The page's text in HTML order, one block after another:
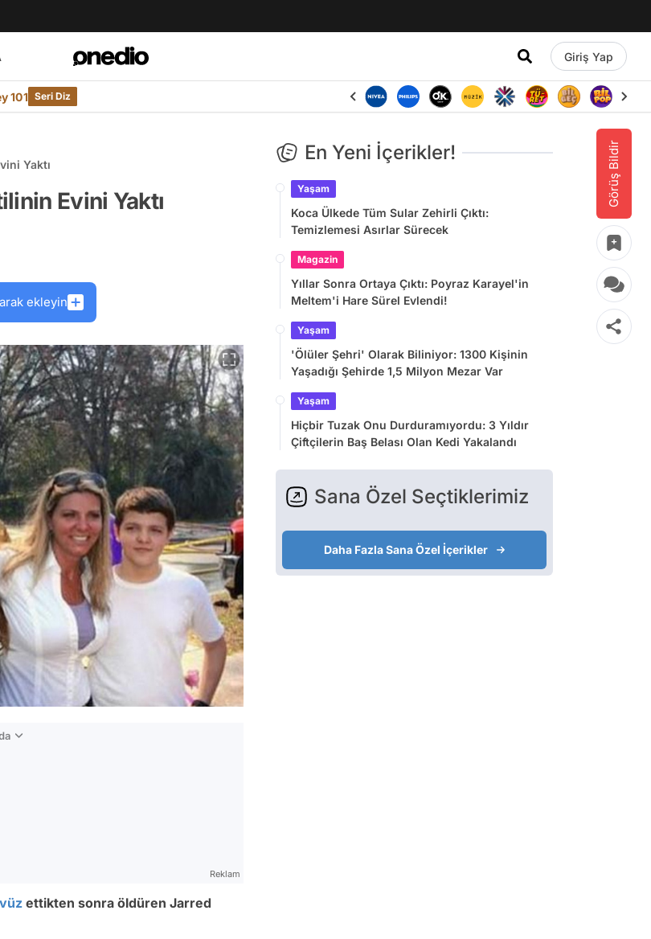
Giriş Yap
101 Seri Diz
Görüş Bildir
Yaktı
Evini Yaktı
ekleyin
Reklam
ettikten sonra öldüren Jarred
En Yeni İçerikler!
Yaşam
Koca Ülkede Tüm Sular Zehirli Çıktı:
Temizlemesi Asırlar Sürecek
Magazin
Yıllar Sonra Ortaya Çıktı: Poyraz Karayel'in
Meltem'i Hare Sürel Evlendi!
Yaşam
'Ölüler Şehri' Olarak Biliniyor: 1300 Kişinin
Yaşadığı Şehirde 1,5 Milyon Mezar Var
Yaşam
Hiçbir Tuzak Onu Durduramıyordu: 3 Yıldır
Çiftçilerin Baş Belası Olan Kedi Yakalandı
Sana Özel Seçtiklerimiz
Daha Fazla Sana Özel İçerikler